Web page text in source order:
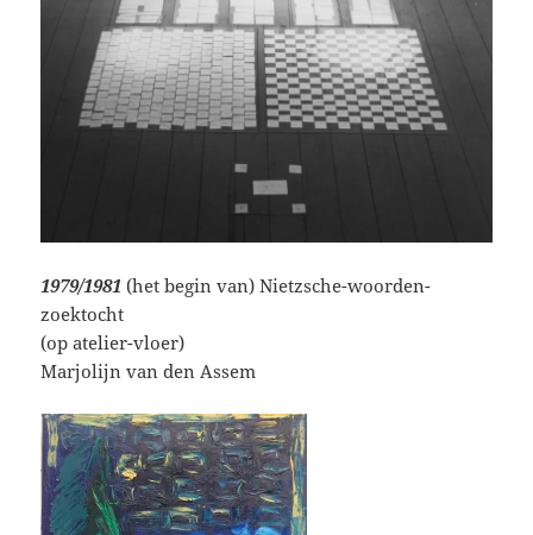
1979/1981 (het begin van) Nietzsche-woorden-
zoektocht
(op atelier-vloer)
Marjolijn van den Assem